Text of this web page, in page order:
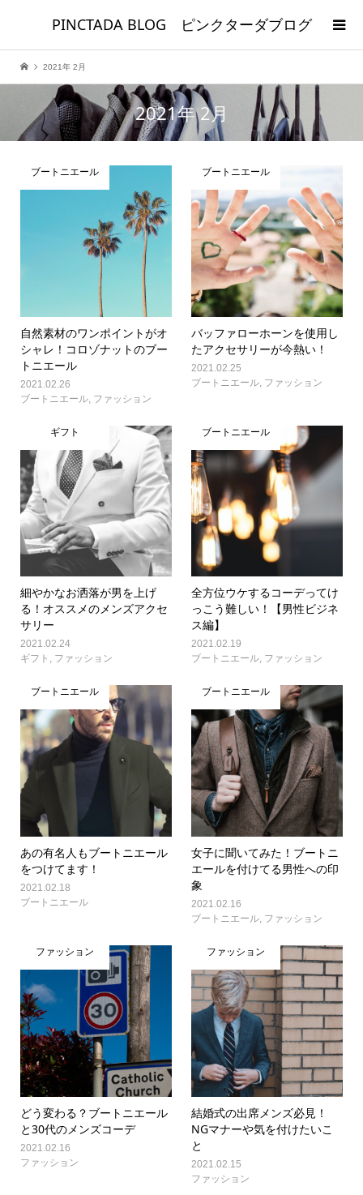
PINCTADA BLOG ピンクターダブログ
2021年 2月
2021年 2月
ブートニエール
自然素材のワンポイントがオ
シャレ！コロゾナットのブー
トニエール
2021.02.26
ブートニエール, ファッション
ブートニエール
バッファローホーンを使用し
たアクセサリーが今熱い！
2021.02.25
ブートニエール ファッション
ギフト
細やかなお洒落が男を上げ
る！オススメのメンズアクセ
サリー
2021.02.24
ギフト , ファッション
ブートニエール
全方位ウケするコーデってけ
っこう難しい！【男性ビジネ
ス編】
2021.02.19
ブートニエール, ファッション
ブートニエール
あの有名人もブートニエール
をつけてます！
2021.02.18
ブートニエール
ブートニエール
女子に聞いてみた！ブートニ
エールを付けてる男性への印
象
2021.02.16
ブートニエール, ファッション
ファッション
どう変わる？ブートニエール
と30代のメンズコーデ
2021.02.16
ファッション
ファッション
結婚式の出席メンズ必見！
NGマナーや気を付けたいこ
と
2021.02.15
ファッション